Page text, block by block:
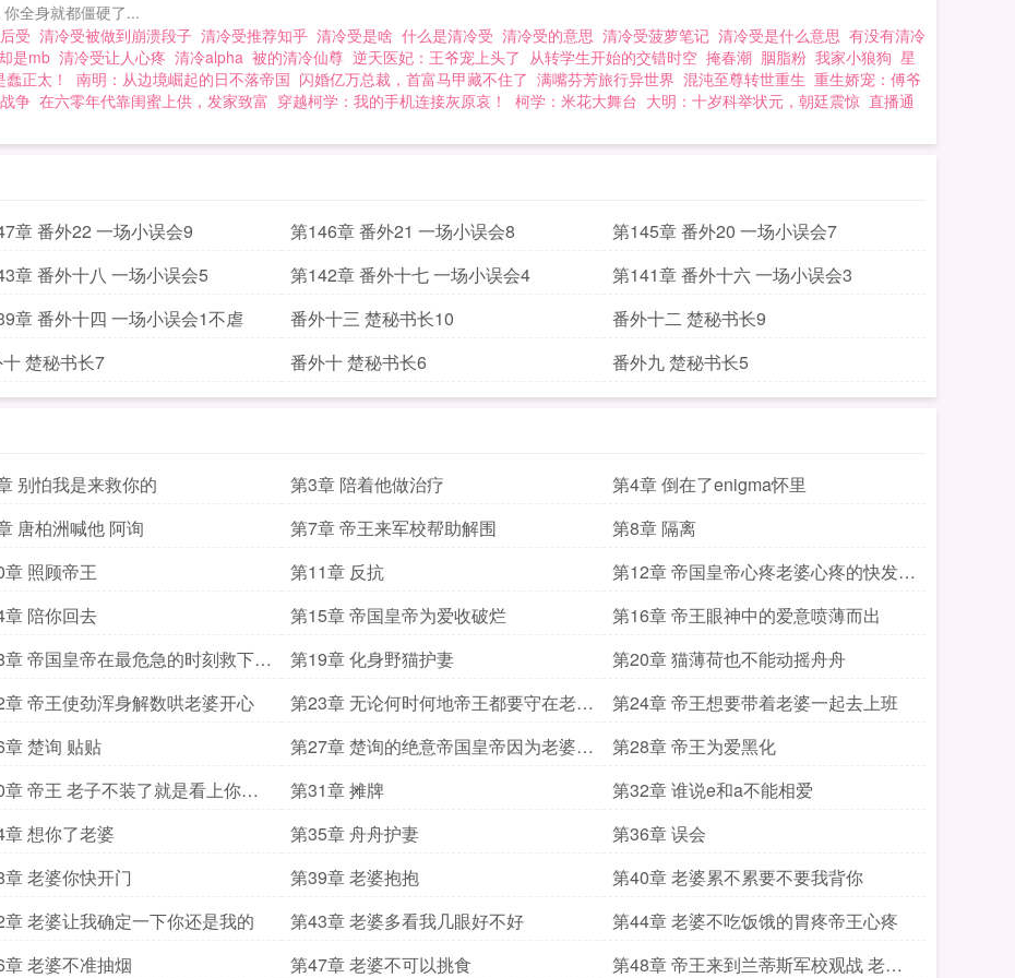
全身就都僵硬了...
受 清冷受被做到崩溃段子 清冷受推荐知乎 清冷受是啥 什么是清冷受 清冷受的意思 清冷受菠萝笔记 清冷受是什么意思 有没有清冷
是mb 清冷受让人心疼 清冷alpha 被的清冷仙尊 逆天医妃：王爷宠上头了 从转学生开始的交错时空 掩春潮 胭脂粉 我家小狼狗 星
正太！ 南明：从边境崛起的日不落帝国 闪婚亿万总裁，首富马甲藏不住了 满嘴芬芳旅行异世界 混沌至尊转世重生 重生娇宠：傅爷
争 在六零年代靠闺蜜上供，发家致富 穿越柯学：我的手机连接灰原哀！ 柯学：米花大舞台 大明：十岁科举状元，朝廷震惊 直播通
章 番外22 一场小误会9 第146章 番外21 一场小误会8
第145章 番外20 一场小误会7
章 番外十八 一场小误会5 第142章 番外十七 一场小误会4
第141章 番外十六 一场小误会3
章 番外十四 一场小误会1不虐 番外十三 楚秘书长10
番外十二 楚秘书长9
楚秘书长7 番外十 楚秘书长6 番外九 楚秘书长5
别怕我是来救你的 第3章 陪着他做治疗
第4章 倒在了enigma怀里
唐柏洲喊他 阿询 第7章 帝王来军校帮助解围
第8章 隔离
章 照顾帝王 第11章 反抗
第12章 帝国皇帝心疼老婆心疼的快发疯
了
章 陪你回去 第15章 帝国皇帝为爱收破烂
第16章 帝王眼神中的爱意喷薄而出
章 帝国皇帝在最危急的时刻救下了
小alpha
第19章 化身野猫护妻
第20章 猫薄荷也不能动摇舟舟
章 帝王使劲浑身解数哄老婆开心
第23章 无论何时何地帝王都要守在老婆
身边寸步不离
第24章 帝王想要带着老婆一起去上班
章 楚询 贴贴
第27章 楚询的绝意帝国皇帝因为老婆受
伤开始黑化
第28章 帝王为爱黑化
章 帝王 老子不装了就是看上你了
第31章 摊牌
第32章 谁说e和a不能相爱
章 想你了老婆 第35章 舟舟护妻
第36章 误会
老婆你快开门 第39章 老婆抱抱
第40章 老婆累不累要不要我背你
章 老婆让我确定一下你还是我的 第43章 老婆多看我几眼好不好
第44章 老婆不吃饭饿的胃疼帝王心疼
章 老婆不准抽烟 第47章 老婆不可以挑食
第48章 帝王来到兰蒂斯军校观战 老婆